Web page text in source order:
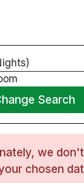
twin och
Search
we
chosen